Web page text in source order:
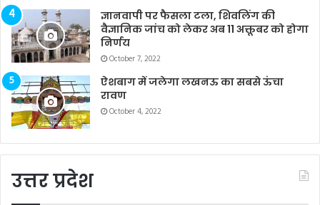
ज्ञानवापी पर फैसला टला, शिवलिंग की
वैज्ञानिक जांच को लेकर अब 11 अक्तूबर को होगा
निर्णय
October 7, 2022
ऐशबाग में जलेगा लखनऊ का सबसे ऊंचा
रावण
October 4, 2022
उत्तर प्रदेश